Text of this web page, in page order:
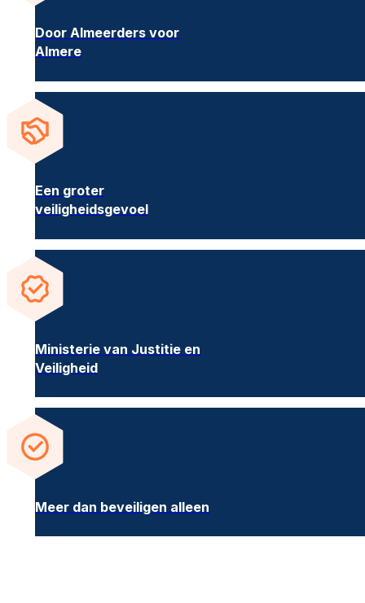
Door Almeerders voor
Almere
Een groter
veiligheidsgevoel
Ministerie van Justitie en
Veiligheid
Meer dan beveiligen alleen